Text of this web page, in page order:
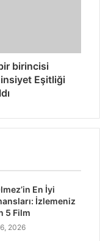
birincisi
Eşitliği
En İyi
İzlemeniz
5 Film
2026